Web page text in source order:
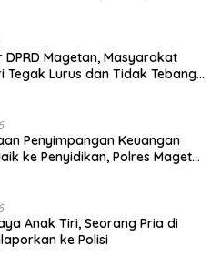
DPRD Magetan, Masyarakat
Tegak Lurus dan Tidak Tebang
Penyimpangan Keuangan
ke Penyidikan, Polres Magetan
Anak Tiri, Seorang Pria di
ke Polisi